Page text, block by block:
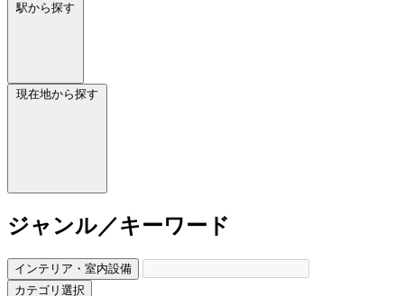
駅から探す
現在地から探す
ジャンル／キーワード
インテリア・室内設備
カテゴリ選択